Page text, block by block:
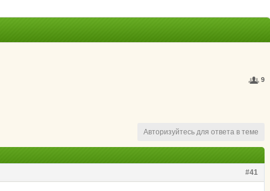
9
Авторизуйтесь для ответа в теме
#41